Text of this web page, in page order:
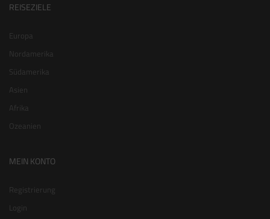
REISEZIELE
Europa
Nordamerika
Südamerika
Asien
Afrika
Ozeanien
MEIN KONTO
Registrierung
Login